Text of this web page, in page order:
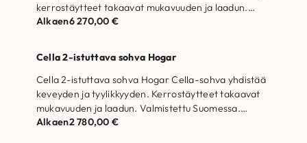
kerrostäytteet takaavat mukavuuden ja laadun.
Valmistettu Suomessa. Runkorakenne on…
Alkaen6 270,00€
Cella 2-istuttava sohva Hogar
Cella 2-istuttava sohva Hogar Cella-sohva yhdistää
keveyden ja tyylikkyyden. Kerrostäytteet takaavat
mukavuuden ja laadun. Valmistettu Suomessa.
Runkorakenne on valmistettu massiivipuusta…
Alkaen2 780,00€